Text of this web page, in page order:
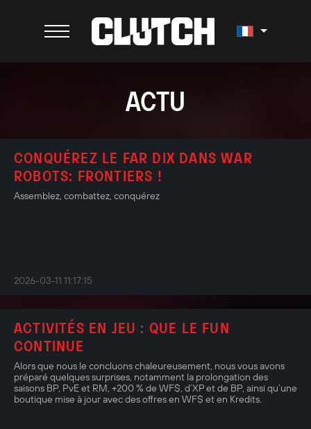
ACTU
CONQUÉREZ LE FAR DIX DANS WAR
ROBOTS: FRONTIERS !
Assemblez, combattez, conquérez
2026-03-11 11:17:15
ACTIVITÉS EN JEU : QUE LE FUN
CONTINUE
Alors que nous le concluons chaleureusement, nous vous avons
préparé quelques surprises, notamment la prolongation des
saisons BP, PvE et RM, +200 % de WF$, d’XP et de BP, ainsi qu’une
boutique mise à jour avec des offres en WF$ et en Kredits.